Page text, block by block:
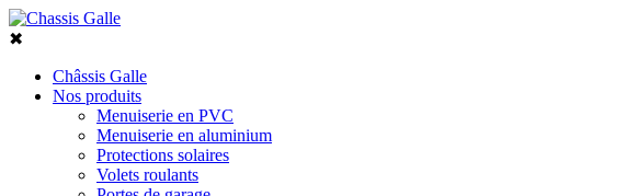
✖
Châssis Galle
Nos produits
Menuiserie en PVC
Menuiserie en aluminium
Protections solaires
Volets roulants